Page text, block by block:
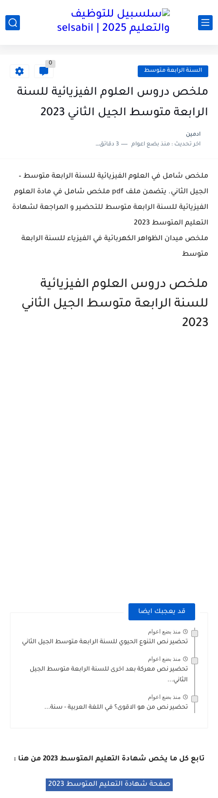
السنة الرابعة متوسط
0
ملخص دروس العلوم الفيزيائية للسنة
الرابعة متوسط الجيل الثاني 2023
ادمين
اخر تحديث :منذ بضع اعوام 3 دقائق للقراءة
ملخص شامل في العلوم الفيزيائية للسنة الرابعة متوسط –
الجيل الثاني. يتضمن ملف pdf ملخص شامل في مادة العلوم
الفيزيائية للسنة الرابعة متوسط للتحضير و المراجعة لشهادة
التعليم المتوسط 2023
ملخص ميدان الظواهر الكهربائية في الفيزياء للسنة الرابعة
متوسط
ملخص دروس العلوم الفيزيائية
للسنة الرابعة متوسط الجيل الثاني
2023
قد يعجبك ايضا
منذ بضع اعوام
تحضير نص التنوع الحيوي للسنة الرابعة متوسط الجيل الثاني
منذ بضع اعوام
تحضير نص معركة بعد اخرى للسنة الرابعة متوسط الجيل
الثاني...
منذ بضع اعوام
تحضير نص من هو الاقوى؟ في اللغة العربية - سنة...
تابع كل ما يخص شهادة التعليم المتوسط 2023 من هنا :
صفحة شهادة التعليم المتوسط 2023